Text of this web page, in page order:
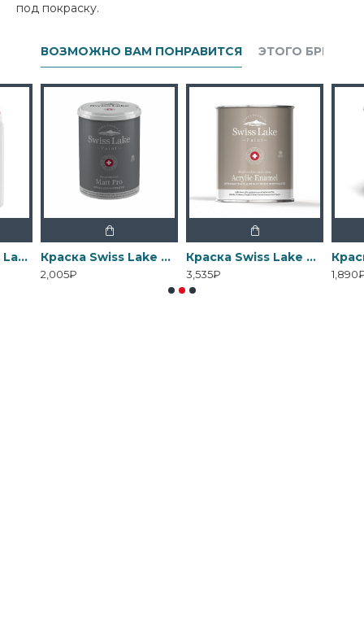
под покраску.
ВОЗМОЖНО ВАМ ПОНРАВИТСЯ ЭТОГО БРЕНДА
Грунтовка Swiss Lake Wall Control универсальная для стен Краска Swiss Lake Matt Pro - Матовая водно-дисперсионная
2,005₽
Краска Swiss Lake Acrylic Enamel - Эмаль на водной основе для дерева
3,535₽